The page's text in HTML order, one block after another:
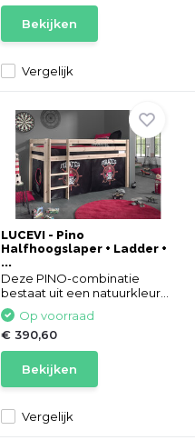
Vergelijk
Bekijken
LUCEVI - Pino
Halfhoogslaper + Ladder +
...
Deze PINO-combinatie
bestaat uit een natuurkleur...
Vergelijk
Op voorraad
€ 390,60
Bekijken